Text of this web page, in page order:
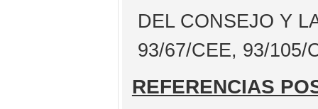
DEL CONSEJO Y
93/67/CEE, 93/105/
REFERENCIAS